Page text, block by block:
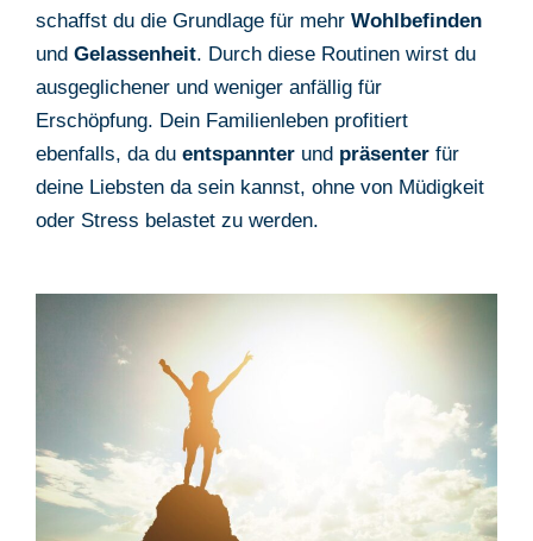
schaffst du die Grundlage für mehr Wohlbefinden
und Gelassenheit. Durch diese Routinen wirst du
ausgeglichener und weniger anfällig für
Erschöpfung. Dein Familienleben profitiert
ebenfalls, da du entspannter und präsenter für
deine Liebsten da sein kannst, ohne von Müdigkeit
oder Stress belastet zu werden.